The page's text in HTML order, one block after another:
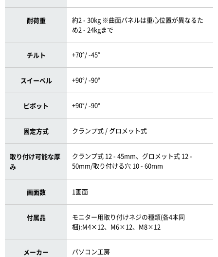
耐荷重
約2 - 30kg ※曲面パネルは重心位置が異なるた
め2 - 24kgまで
チルト +70°/ -45°
スイーベル +90°/ -90°
ピボット +90°/ -90°
固定方式 クランプ式 / グロメット式
取り付け可能な厚
み
クランプ式 12 - 45mm、グロメット式 12 -
50mm/取り付ける穴 10 - 60mm
画面数 1画面
付属品
モニター用取り付けネジの種類(各4本同
梱):M4×12、M6×12、M8×12
メーカー パソコン工房